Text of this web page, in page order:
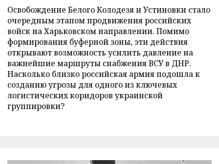
Освобождение Белого Колодезя и Устиновки стало
очередным этапом продвижения российских
войск на Харьковском направлении. Помимо
формирования буферной зоны, эти действия
открывают возможность усилить давление на
важнейшие маршруты снабжения ВСУ в ДНР.
Насколько близко российская армия подошла к
созданию угрозы для одного из ключевых
логистических коридоров украинской
группировки?